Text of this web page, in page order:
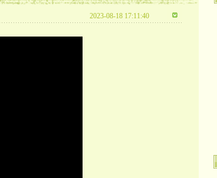
2023-08-18 17:11:40